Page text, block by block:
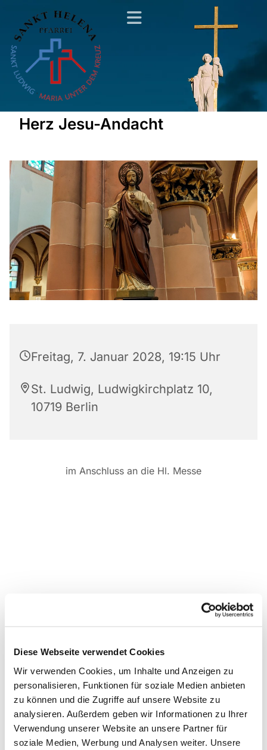
Diese Webseite verwendet Cookies
Wir verwenden Cookies, um Inhalte und Anzeigen zu
personalisieren, Funktionen für soziale Medien anbieten
zu können und die Zugriffe auf unsere Website zu
analysieren. Außerdem geben wir Informationen zu Ihrer
Verwendung unserer Website an unsere Partner für
soziale Medien, Werbung und Analysen weiter. Unsere
Herz Jesu-Andacht
Freitag, 7. Januar 2028, 19:15 Uhr
St. Ludwig, Ludwigkirchplatz 10,
10719 Berlin
im Anschluss an die Hl. Messe